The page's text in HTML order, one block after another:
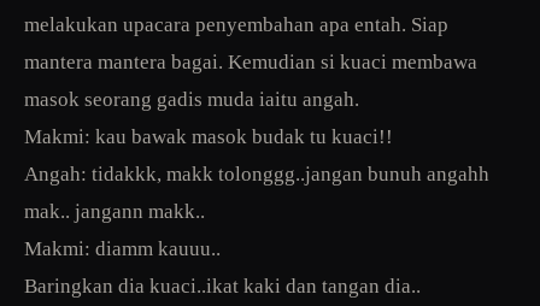
melakukan upacara penyembahan apa entah. Siap
mantera mantera bagai. Kemudian si kuaci membawa
masok seorang gadis muda iaitu angah.
Makmi: kau bawak masok budak tu kuaci!!
Angah: tidakkk, makk tolonggg..jangan bunuh angahh
mak.. jangann makk..
Makmi: diamm kauuu..
Baringkan dia kuaci..ikat kaki dan tangan dia..